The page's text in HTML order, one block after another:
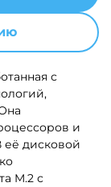
с
и
её дисковой
M.2 с